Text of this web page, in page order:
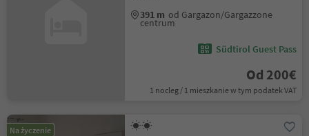
391 m od Gargazon/Gargazzone
centrum
Südtirol Guest Pass
Od 200€
1 nocleg / 1 mieszkanie w tym podatek VAT
Na życzenie